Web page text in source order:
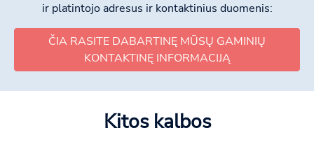
ir platintojo adresus ir kontaktinius duomenis:
ČIA RASITE DABARTINĘ MŪSŲ GAMINIŲ
KONTAKTINĘ INFORMACIJĄ
Kitos kalbos